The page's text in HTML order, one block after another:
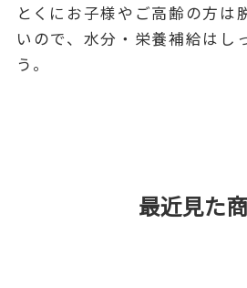
とくにお子様やご高齢の方は
いので、水分・栄養補給はし
う。
最近見た